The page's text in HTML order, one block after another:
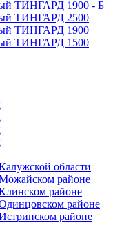
ТИНГАРД 1900 - Б
ТИНГАРД 2500
ТИНГАРД 1900
ТИНГАРД 1500
области
районе
районе
районе
районе